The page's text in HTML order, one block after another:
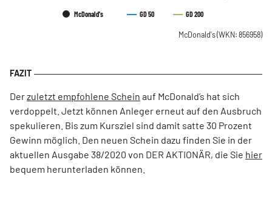
McDonald's GD 50 GD 200
McDonald's(WKN: 856958)
Derzuletzt empfohlene Schein auf McDonald’s hat sich
verdoppelt. Jetzt können Anleger erneut auf den Ausbruch
spekulieren. Bis zum Kursziel sind damit satte 30 Prozent
Gewinn möglich. Den neuen Schein dazu finden Sie in der
aktuellen Ausgabe 38/2020 von DER AKTIONÄR, die Sie hier
bequem herunterladen können.